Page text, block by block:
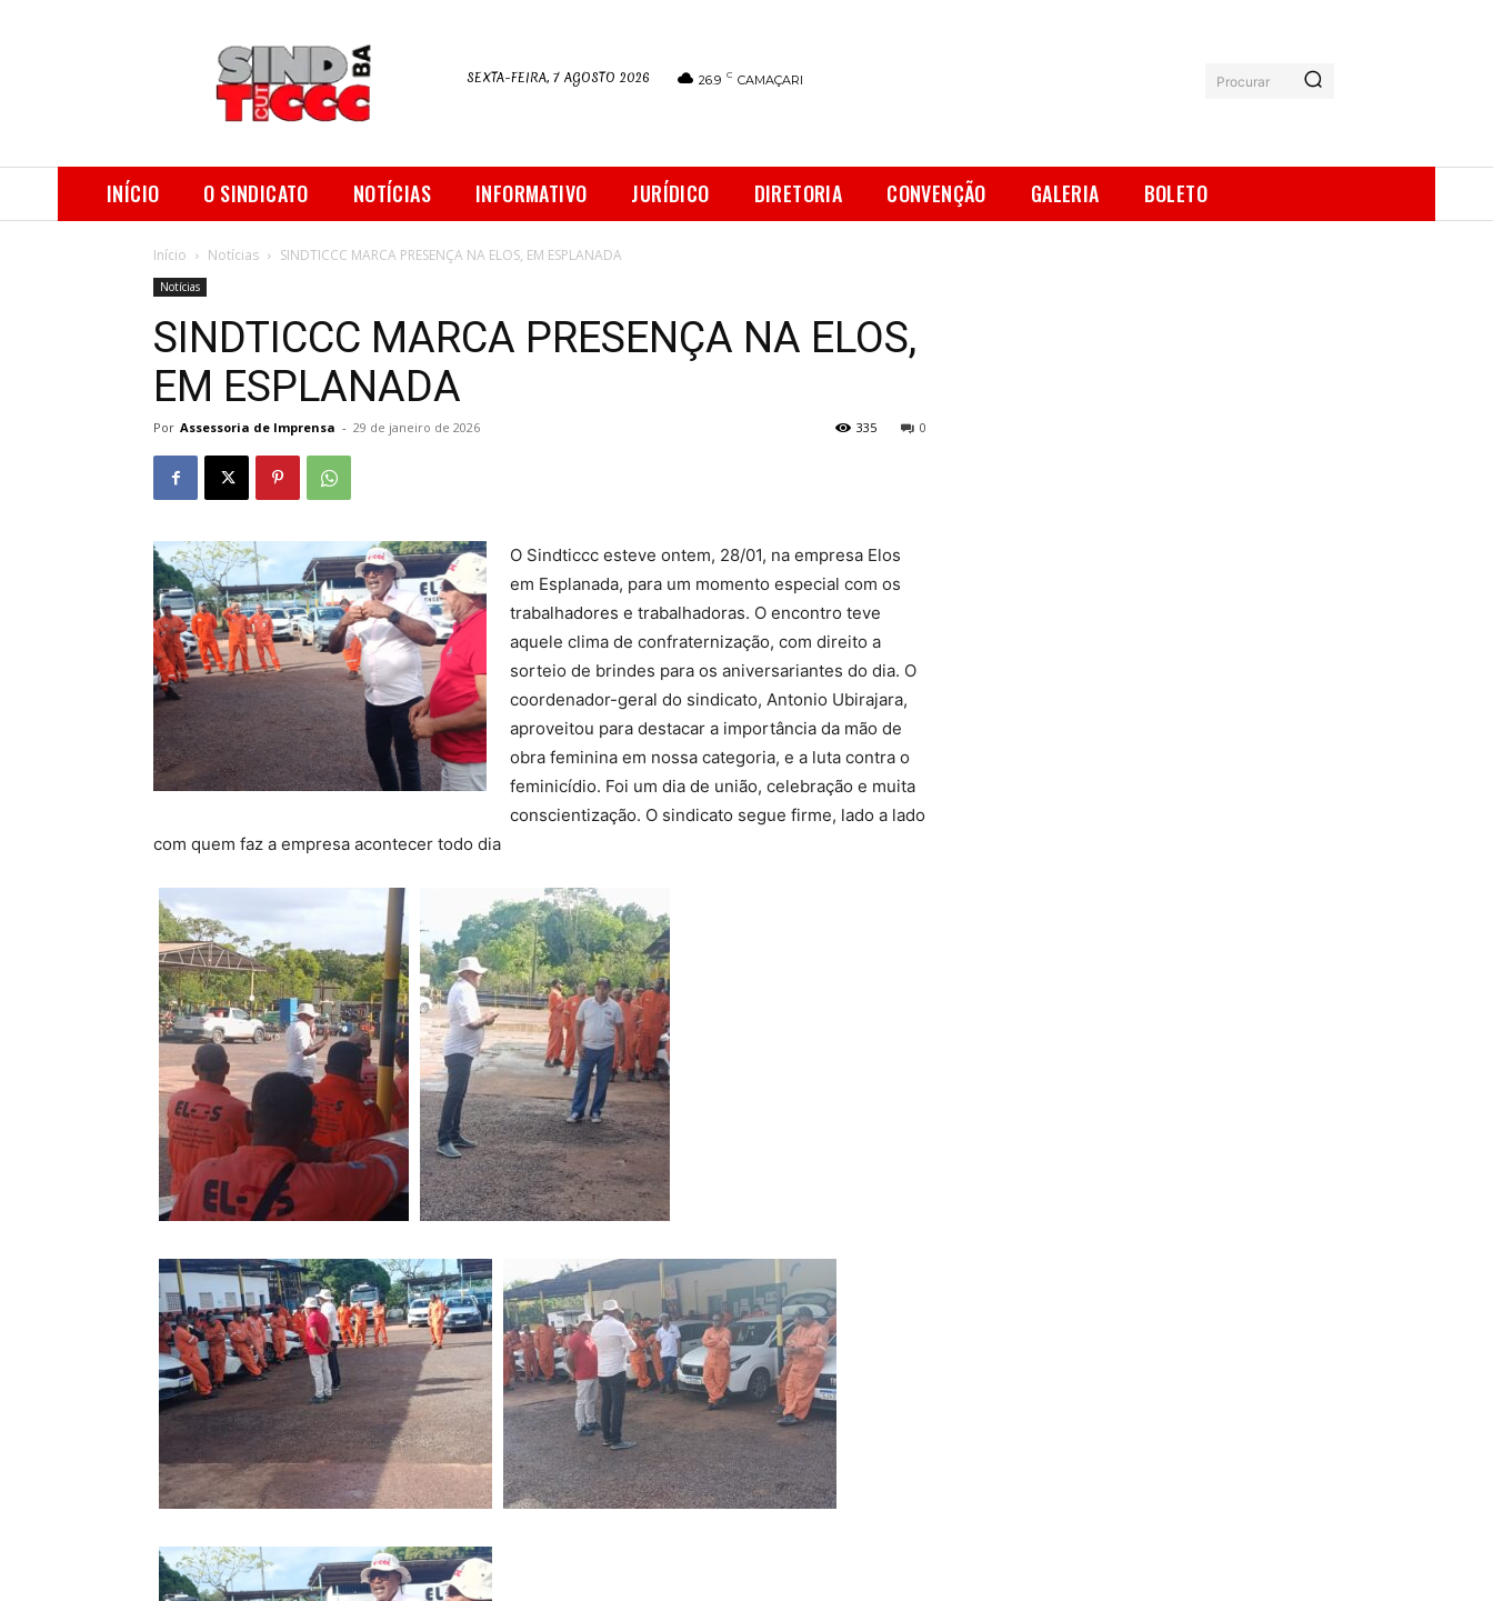
SEXTA-FEIRA, 7 AGOSTO 2026 26.9 C CAMAÇARI Procurar
INÍCIO O SINDICATO NOTÍCIAS INFORMATIVO JURÍDICO DIRETORIA CONVENÇÃO GALERIA BOLETO
Início Notícias SINDTICCC MARCA PRESENÇA NA ELOS, EM ESPLANADA
Notícias
SINDTICCC MARCA PRESENÇA NA ELOS,
EM ESPLANADA
Por Assessoria de Imprensa - 29 de janeiro de 2026 0
335
O Sindticcc esteve ontem, 28/01, na empresa Elos
em Esplanada, para um momento especial com os
trabalhadores e trabalhadoras. O encontro teve
aquele clima de confraternização, com direito a
sorteio de brindes para os aniversariantes do dia. O
coordenador-geral do sindicato, Antonio Ubirajara,
aproveitou para destacar a importância da mão de
obra feminina em nossa categoria, e a luta contra o
feminicídio. Foi um dia de união, celebração e muita
conscientização. O sindicato segue firme, lado a lado
com quem faz a empresa acontecer todo dia